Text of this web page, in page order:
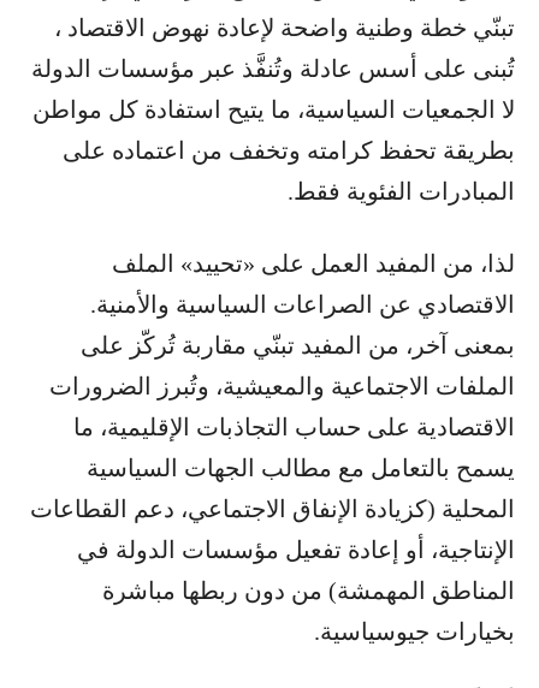
تبنّي خطة وطنية واضحة لإعادة نهوض الاقتصاد ،
تُبنى على أسس عادلة وتُنفَّذ عبر مؤسسات الدولة
لا الجمعيات السياسية، ما يتيح استفادة كل مواطن
بطريقة تحفظ كرامته وتخفف من اعتماده على
المبادرات الفئوية فقط.
لذا، من المفيد العمل على «تحييد» الملف
الاقتصادي عن الصراعات السياسية والأمنية.
بمعنى آخر، من المفيد تبنّي مقاربة تُركّز على
الملفات الاجتماعية والمعيشية، وتُبرز الضرورات
الاقتصادية على حساب التجاذبات الإقليمية، ما
يسمح بالتعامل مع مطالب الجهات السياسية
المحلية (كزيادة الإنفاق الاجتماعي، دعم القطاعات
الإنتاجية، أو إعادة تفعيل مؤسسات الدولة في
المناطق المهمشة) من دون ربطها مباشرة
بخيارات جيوسياسية.